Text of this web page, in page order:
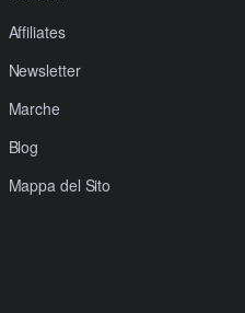
Affiliates
Newsletter
Marche
Blog
Mappa del Sito